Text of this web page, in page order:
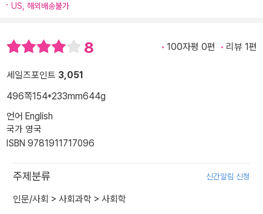
US, 해외배송불가
8 100자평 0편 리뷰 1편
세일즈포인트 3,051
496쪽154*233mm644g
언어 English
국가 영국
ISBN 9781911717096
주제분류 신간알림 신청
인문/사회 > 사회과학 > 사회학